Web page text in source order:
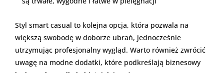
Styl smart casual to kolejna opcja, która pozwala na
większą swobodę w doborze ubrań, jednocześnie
utrzymując profesjonalny wygląd. Warto również zwrócić
uwagę na modne dodatki, które podkreślają biznesowy